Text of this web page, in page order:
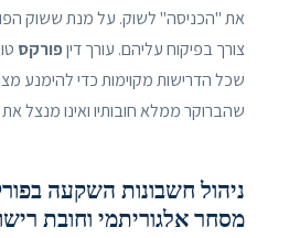
את "הכניסה" לשוק. על מנת ששוק
צורך בפיקוח עליהם. עורך דיןפורקס
שכל הדרישות מקוימות כדי להימנע
שהברוקר ממלא חובותיו ואינו מנצל
ניהול חשבונות השקעה
מסחר אלגוריתמי וחובת